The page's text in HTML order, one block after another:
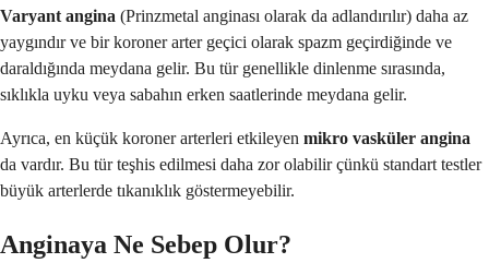
Varyant angina (Prinzmetal anginası olarak da adlandırılır) daha az
yaygındır ve bir koroner arter geçici olarak spazm geçirdiğinde ve
daraldığında meydana gelir. Bu tür genellikle dinlenme sırasında,
sıklıkla uyku veya sabahın erken saatlerinde meydana gelir.
Ayrıca, en küçük koroner arterleri etkileyen mikro vasküler angina
da vardır. Bu tür teşhis edilmesi daha zor olabilir çünkü standart testler
büyük arterlerde tıkanıklık göstermeyebilir.
Anginaya Ne Sebep Olur?